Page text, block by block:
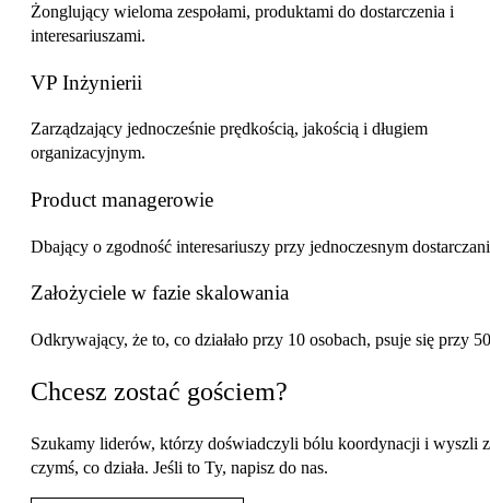
Żonglujący wieloma zespołami, produktami do dostarczenia i
interesariuszami.
VP Inżynierii
Zarządzający jednocześnie prędkością, jakością i długiem
organizacyjnym.
Product managerowie
Dbający o zgodność interesariuszy przy jednoczesnym
Założyciele w fazie skalowania
Odkrywający, że to, co działało przy 10 osobach, psuje się przy
Chcesz zostać gościem?
Szukamy liderów, którzy doświadczyli bólu koordynacji i wyszli z
czymś, co działa. Jeśli to Ty, napisz do nas.